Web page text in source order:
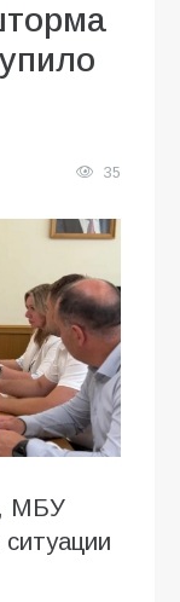
35
МБУ